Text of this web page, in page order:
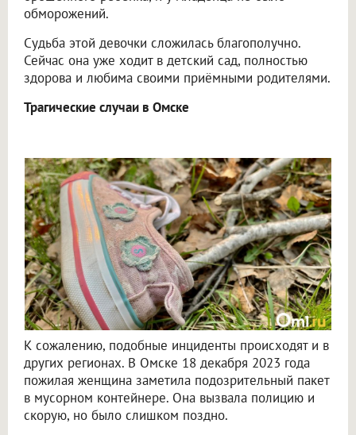
обморожений.
Судьба этой девочки сложилась благополучно.
Сейчас она уже ходит в детский сад, полностью
здорова и любима своими приёмными родителями.
Трагические случаи в Омске
К сожалению, подобные инциденты происходят и в
других регионах. В Омске 18 декабря 2023 года
пожилая женщина заметила подозрительный пакет
в мусорном контейнере. Она вызвала полицию и
скорую, но было слишком поздно.